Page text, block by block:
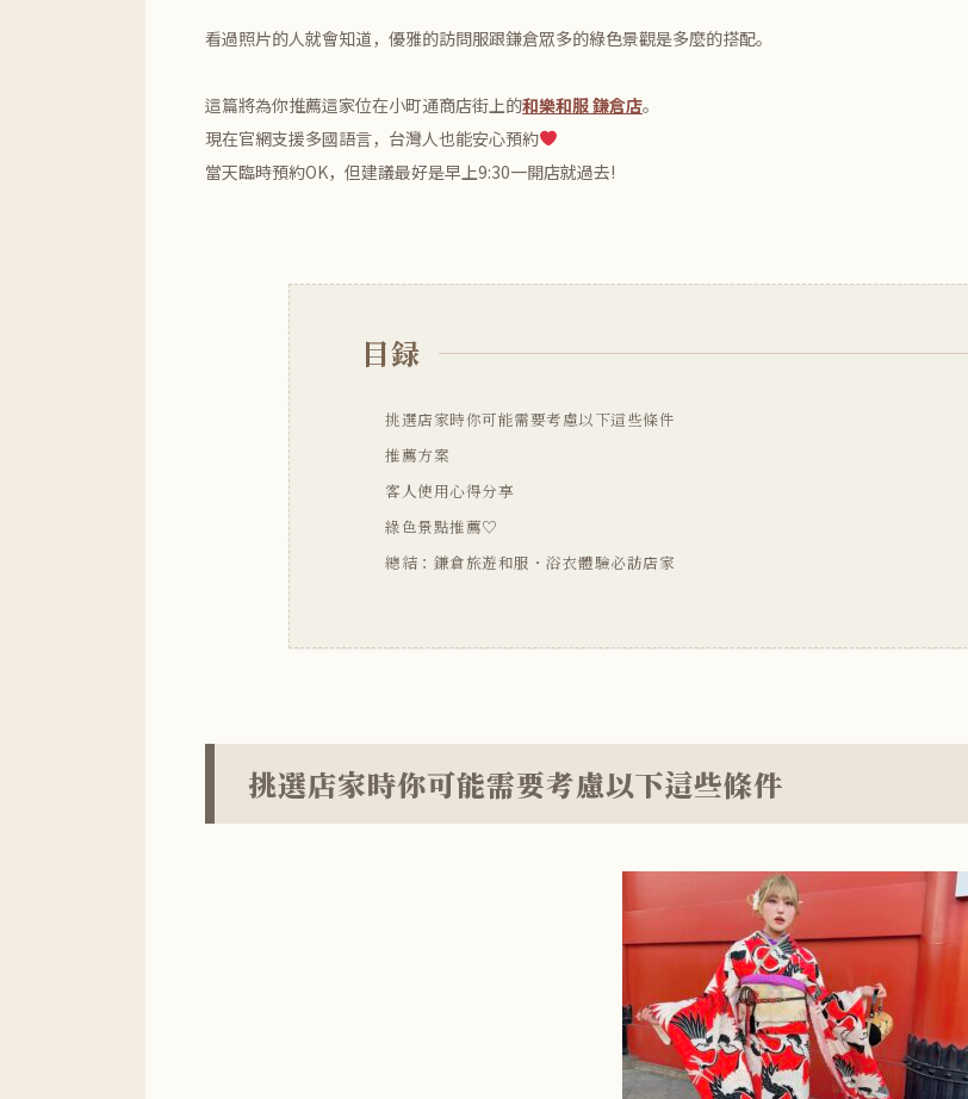
看過照片的人就會知道，優雅的訪問服跟鎌倉眾多的綠色景觀是多麼的搭配。
這篇將為你推薦這家位在小町通商店街上的和樂和服 鎌倉店。
現在官網支援多國語言，台灣人也能安心預約
當天臨時預約OK，但建議最好是早上9:30一開店就過去!
目録
挑選店家時你可能需要考慮以下這些條件
推薦方案
客人使用心得分享
綠色景點推薦♡
總結：鎌倉旅遊和服・浴衣體驗必訪店家
挑選店家時你可能需要考慮以下這些條件